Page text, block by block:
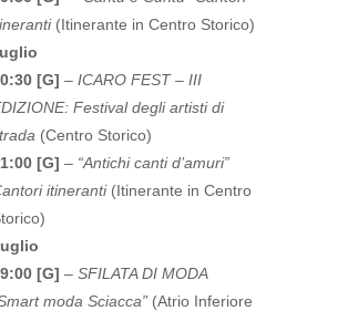
(Itinerante in Centro Storico)
[G] – ICARO FEST – III
Festival degli artisti di
(Centro Storico)
[G] – “Antichi canti d’amuri”
itineranti(Itinerante in Centro
[G] – SFILATA DI MODA
moda Sciacca” (Atrio Inferiore